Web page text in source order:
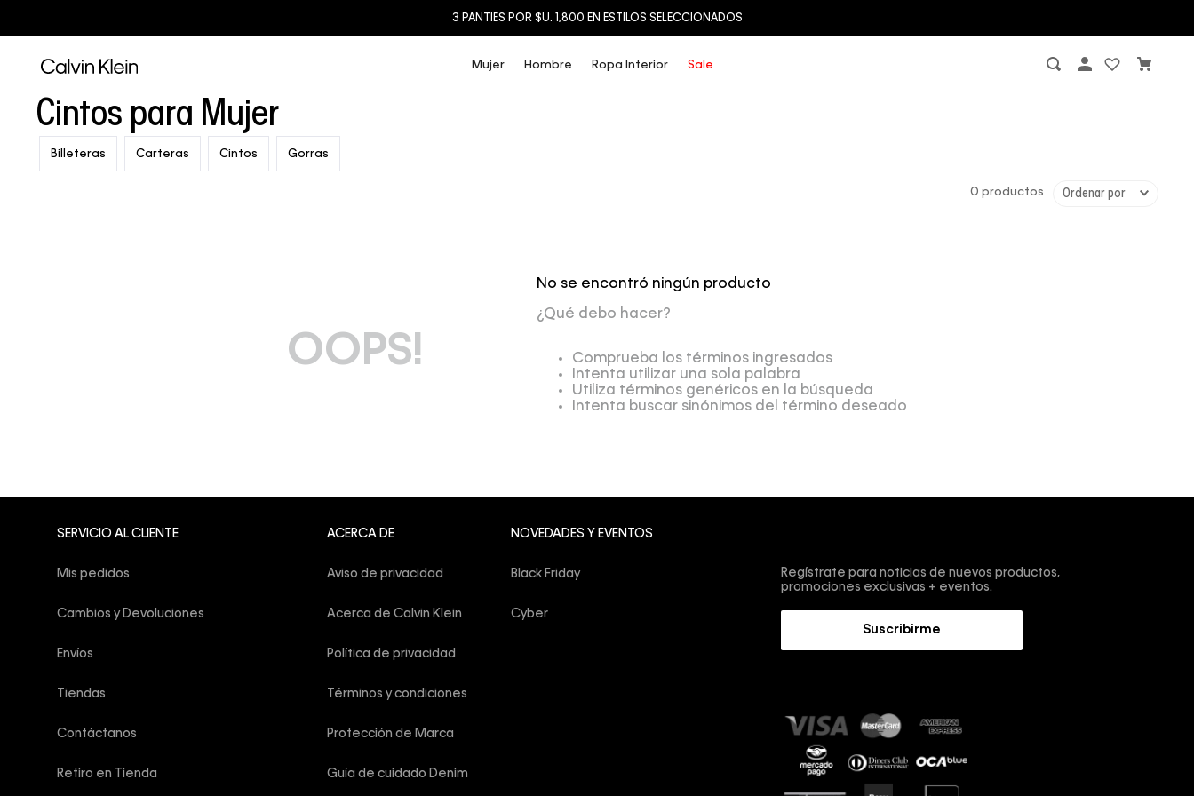
3 PANTIES POR $U. 1,800 EN ESTILOS SELECCIONADOS
Mujer Hombre Ropa Interior Sale
Cintos para Mujer
Billeteras Carteras Cintos Gorras
0 productos Ordenar por
OOPS!
No se encontró ningún producto
¿Qué debo hacer?
Comprueba los términos ingresados
Intenta utilizar una sola palabra
Utiliza términos genéricos en la búsqueda
Intenta buscar sinónimos del término deseado
SERVICIO AL CLIENTE
Mis pedidos
Cambios y Devoluciones
Envíos
Tiendas
Contáctanos
Retiro en Tienda
ACERCA DE
Aviso de privacidad
Acerca de Calvin Klein
Política de privacidad
Términos y condiciones
Protección de Marca
Guía de cuidado Denim
NOVEDADES Y EVENTOS
Black Friday
Cyber
Regístrate para noticias de nuevos productos,
promociones exclusivas + eventos.
Suscribirme